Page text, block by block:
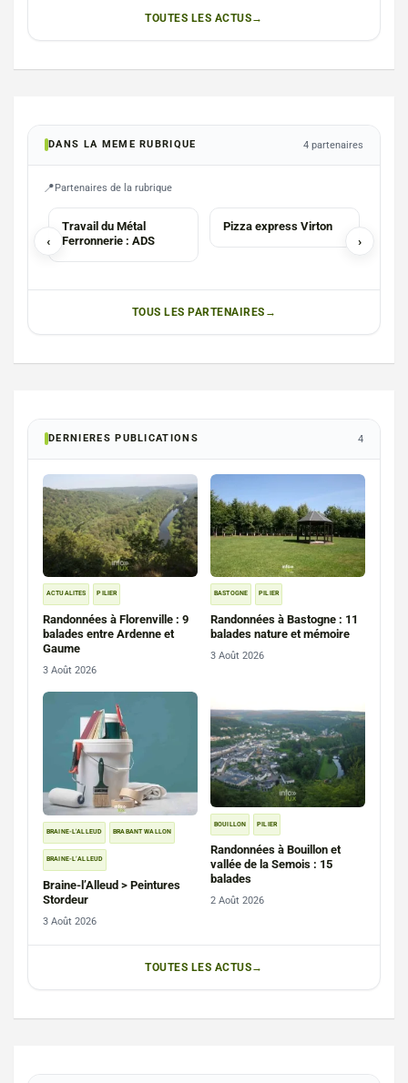
TOUTES LES ACTUS
DANS LA MEME RUBRIQUE 4 partenaires
Partenaires de la rubrique
‹ ›
Travail du Métal
Ferronnerie : ADS
Pizza express Virton
TOUS LES PARTENAIRES
DERNIERES PUBLICATIONS 4
ACTUALITES PILIER
Randonnées à Florenville : 9
balades entre Ardenne et
Gaume
3 Août 2026
BASTOGNE PILIER
Randonnées à Bastogne : 11
balades nature et mémoire
3 Août 2026
BRAINE-L'ALLEUD BRABANT WALLON
BRAINE-L’ALLEUD
Braine-l’Alleud > Peintures
Stordeur
3 Août 2026
BOUILLON PILIER
Randonnées à Bouillon et
vallée de la Semois : 15
balades
2 Août 2026
TOUTES LES ACTUS